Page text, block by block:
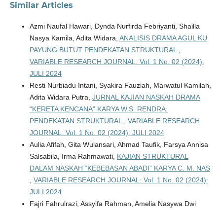
Similar Articles
Azmi Naufal Hawari, Dynda Nurfirda Febriyanti, Shailla
Nasya Kamila, Adita Widara, ANALISIS DRAMA AGUL KU
PAYUNG BUTUT PENDEKATAN STRUKTURAL
VARIABLE RESEARCH JOURNAL: Vol. 1 No. 02 (2024):
JULI 2024
Resti Nurbiadu Intani, Syakira Fauziah, Marwatul Kamilah,
Adita Widara Putra, JURNAL KAJIAN NASKAH DRAMA
“KERETA KENCANA” KARYA W.S. RENDRA:
PENDEKATAN STRUKTURAL
VARIABLE RESEARCH
JOURNAL: Vol. 1 No. 02 (2024): JULI 2024
Aulia Afifah, Gita Wulansari, Ahmad Taufik, Farsya Annisa
Salsabila, Irma Rahmawati, KAJIAN STRUKTURAL
DALAM NASKAH “KEBEBASAN ABADI” KARYA C. M. NAS
VARIABLE RESEARCH JOURNAL: Vol. 1 No. 02 (2024):
JULI 2024
Fajri Fahrulrazi, Assyifa Rahman, Amelia Nasywa Dwi